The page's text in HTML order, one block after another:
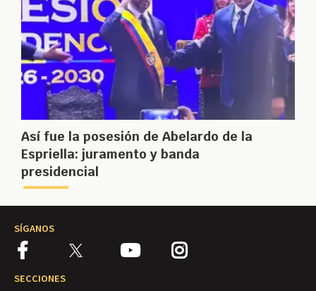
Así fue la posesión de Abelardo de la
Espriella: juramento y banda
presidencial
SÍGANOS
SECCIONES